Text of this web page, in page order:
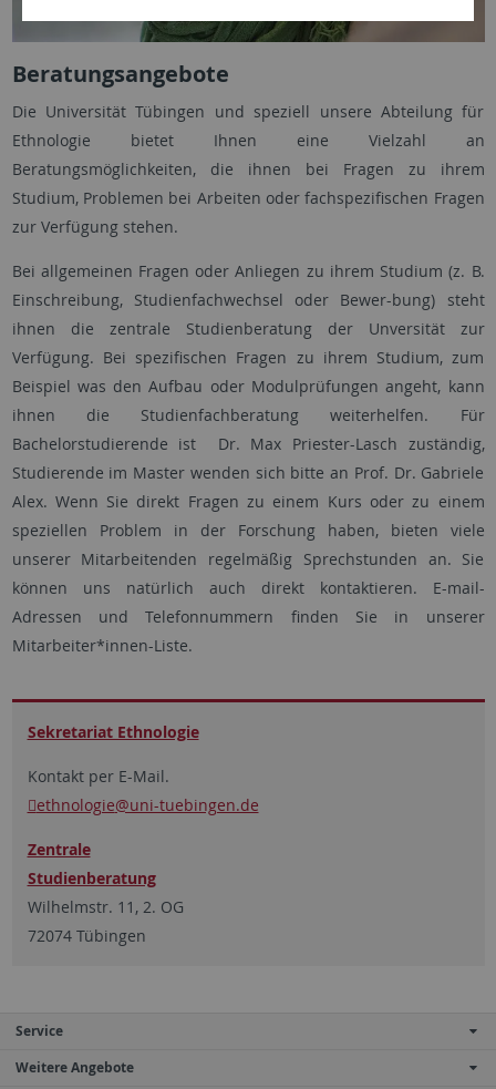
Beratungsangebote
Die Universität Tübingen und speziell unsere Abteilung für
Ethnologie bietet Ihnen eine Vielzahl an
Beratungsmöglichkeiten, die ihnen bei Fragen zu ihrem
Studium, Problemen bei Arbeiten oder fachspezifischen Fragen
zur Verfügung stehen.
Bei allgemeinen Fragen oder Anliegen zu ihrem Studium (z. B.
Einschreibung, Studienfachwechsel oder Bewer-bung) steht
ihnen die zentrale Studienberatung der Unversität zur
Verfügung. Bei spezifischen Fragen zu ihrem Studium, zum
Beispiel was den Aufbau oder Modulprüfungen angeht, kann
ihnen die Studienfachberatung weiterhelfen. Für
Bachelorstudierende ist Dr. Max Priester-Lasch zuständig,
Studierende im Master wenden sich bitte an Prof. Dr. Gabriele
Alex. Wenn Sie direkt Fragen zu einem Kurs oder zu einem
speziellen Problem in der Forschung haben, bieten viele
unserer Mitarbeitenden regelmäßig Sprechstunden an. Sie
können uns natürlich auch direkt kontaktieren. E-mail-
Adressen und Telefonnummern finden Sie in unserer
Mitarbeiter*innen-Liste.
Sekretariat Ethnologie
Kontakt per E-Mail.
ethnologie@uni-tuebingen.de
Zentrale
Studienberatung
Wilhelmstr. 11, 2. OG
72074 Tübingen
Service
Weitere Angebote